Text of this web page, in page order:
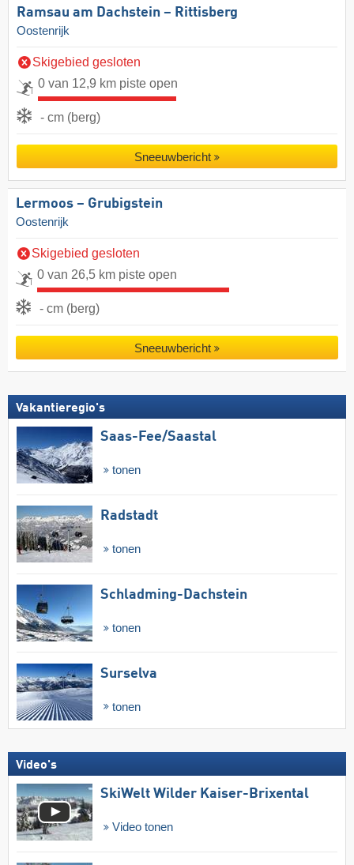
Ramsau am Dachstein – Rittisberg
Oostenrijk
Skigebied gesloten
0 van 12,9 km piste open
- cm (berg)
Sneeuwbericht
Lermoos – Grubigstein
Oostenrijk
Skigebied gesloten
0 van 26,5 km piste open
- cm (berg)
Sneeuwbericht
Vakantieregio's
Saas-Fee/​Saastal
tonen
Radstadt
tonen
Schladming-Dachstein
tonen
Surselva
tonen
Video's
SkiWelt Wilder Kaiser-Brixental
Video tonen